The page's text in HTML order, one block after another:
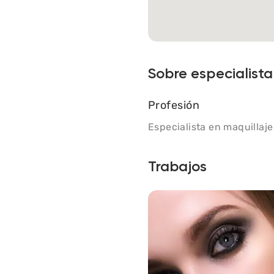
Sobre especialista
Profesión
Especialista en maquillaje
Trabajos